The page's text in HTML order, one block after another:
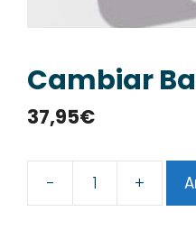
Cambiar
37,95€
- +